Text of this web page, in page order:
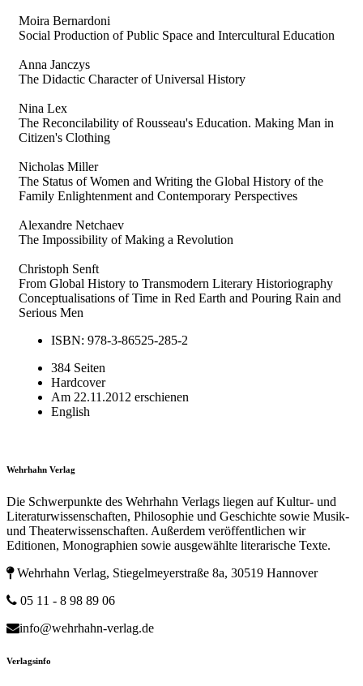
Moira Bernardoni
Social Production of Public Space and Intercultural Education
Anna Janczys
The Didactic Character of Universal History
Nina Lex
The Reconcilability of Rousseau's Education. Making Man in
Citizen's Clothing
Nicholas Miller
The Status of Women and Writing the Global History of the
Family Enlightenment and Contemporary Perspectives
Alexandre Netchaev
The Impossibility of Making a Revolution
Christoph Senft
From Global History to Transmodern Literary Historiography
Conceptualisations of Time in Red Earth and Pouring Rain and
Serious Men
ISBN: 978-3-86525-285-2
384 Seiten
Hardcover
Am 22.11.2012 erschienen
English
Wehrhahn Verlag
Die Schwerpunkte des Wehrhahn Verlags liegen auf Kultur- und
Literaturwissenschaften, Philosophie und Geschichte sowie Musik-
und Theaterwissenschaften. Außerdem veröffentlichen wir
Editionen, Monographien sowie ausgewählte literarische Texte.
Wehrhahn Verlag, Stiegelmeyerstraße 8a, 30519 Hannover
05 11 - 8 98 89 06
info@wehrhahn-verlag.de
Verlagsinfo